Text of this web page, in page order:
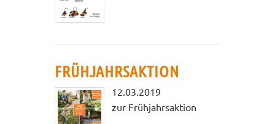
FRÜHJAHRSAKTION
12.03.2019
zur Frühjahrsaktion